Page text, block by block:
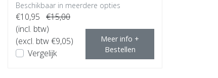
Beschikbaar in meerdere opties
€10,95 €15,00
(incl. btw)
(excl. btw €9,05)
Vergelijk
Meer info +
Bestellen